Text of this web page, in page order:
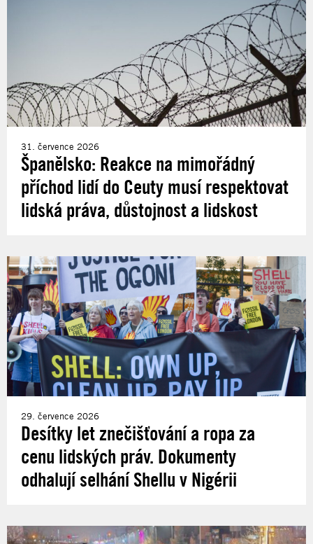
31. července 2026
Španělsko: Reakce na mimořádný
příchod lidí do Ceuty musí respektovat
lidská práva, důstojnost a lidskost
29. července 2026
Desítky let znečišťování a ropa za
cenu lidských práv. Dokumenty
odhalují selhání Shellu v Nigérii